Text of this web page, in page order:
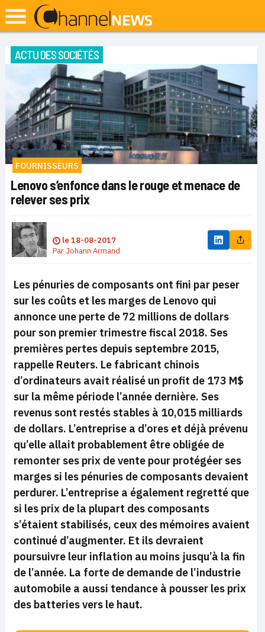
ACTU DES SOCIÉTÉS
FOURNISSEURS
Lenovo s’enfonce dans le rouge et menace de
relever ses prix
le18-08-2017
Par Johann Armand
Les pénuries de composants ont fini par peser
sur les coûts et les marges de Lenovo qui
annonce une perte de 72 millions de dollars
pour son premier trimestre fiscal 2018. Ses
premières pertes depuis septembre 2015,
rappelle Reuters. Le fabricant chinois
d’ordinateurs avait réalisé un profit de 173 M$
sur la même période l’année dernière. Ses
revenus sont restés stables à 10,015 milliards
de dollars. L’entreprise a d’ores et déjà prévenu
qu’elle allait probablement être obligée de
remonter ses prix de vente pour protégéer ses
marges si les pénuries de composants devaient
perdurer. L’entreprise a également regretté que
si les prix de la plupart des composants
s’étaient stabilisés, ceux des mémoires avaient
continué d’augmenter. Et ils devraient
poursuivre leur inflation au moins jusqu’à la fin
de l’année. La forte de demande de l’industrie
automobile a aussi tendance à pousser les prix
des batteries vers le haut.